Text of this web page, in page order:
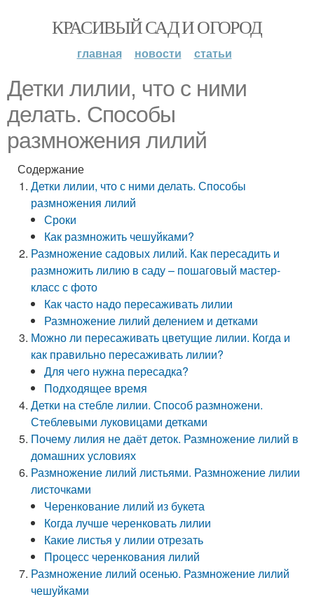
КРАСИВЫЙ САД И ОГОРОД
главная новости статьи
Детки лилии, что с ними
делать. Способы
размножения лилий
Содержание
Детки лилии, что с ними делать. Способы
размножения лилий
Сроки
Как размножить чешуйками?
Размножение садовых лилий. Как пересадить и
размножить лилию в саду – пошаговый мастер-
класс с фото
Как часто надо пересаживать лилии
Размножение лилий делением и детками
Можно ли пересаживать цветущие лилии. Когда и
как правильно пересаживать лилии?
Для чего нужна пересадка?
Подходящее время
Детки на стебле лилии. Способ размножени.
Стеблевыми луковицами детками
Почему лилия не даёт деток. Размножение лилий в
домашних условиях
Размножение лилий листьями. Размножение лилии
листочками
Черенкование лилий из букета
Когда лучше черенковать лилии
Какие листья у лилии отрезать
Процесс черенкования лилий
Размножение лилий осенью. Размножение лилий
чешуйками